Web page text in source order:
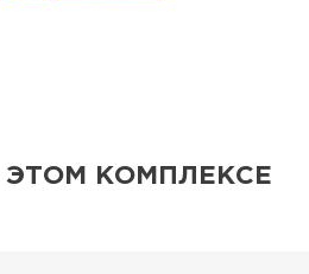
ЭТОМ КОМПЛЕКСЕ